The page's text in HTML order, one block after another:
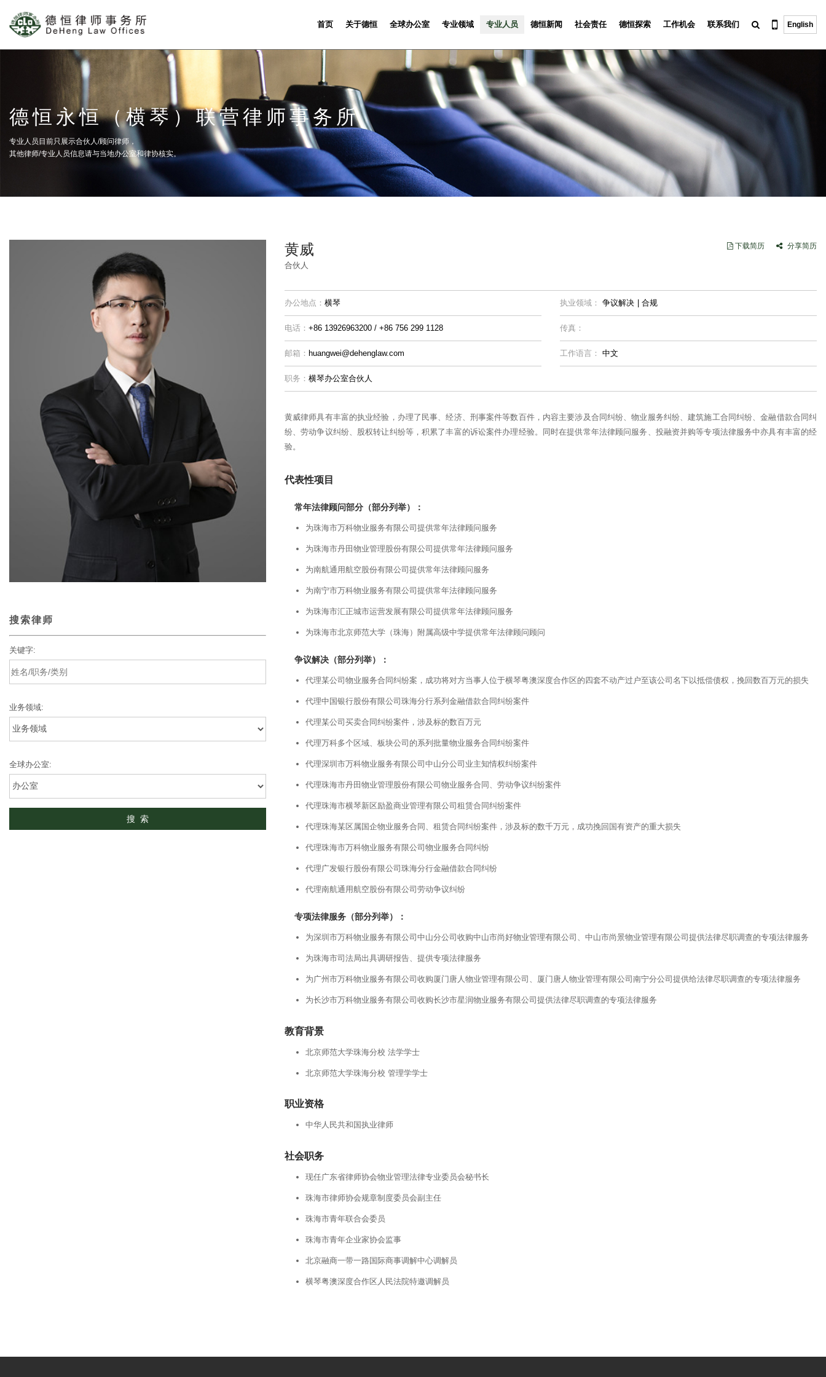
首页 关于德恒 全球办公室 专业领域 专业人员 德恒新闻 社会责任 德恒探索 工作机会 联系我们 English
德恒永恒（横琴）联营律师事务所
专业人员目前只展示合伙人/顾问律师，
其他律师/专业人员信息请与当地办公室和律协核实。
搜索律师
关键字:
业务领域:
全球办公室:
黄威
合伙人
下载简历 分享简历
办公地点： 横琴 执业领域： 争议解决 合规
电话： +86 13926963200 / +86 756 299 1128 传真：
邮箱： huangwei@dehenglaw.com 工作语言： 中文
职务： 横琴办公室合伙人
黄威律师具有丰富的执业经验，办理了民事、经济、刑事案件等数百件，内容主要涉及合同纠纷、物业服务纠纷、建筑施工合同纠纷、金融借款合同纠
纷、劳动争议纠纷、股权转让纠纷等，积累了丰富的诉讼案件办理经验。同时在提供常年法律顾问服务、投融资并购等专项法律服务中亦具有丰富的经
验。
代表性项目
常年法律顾问部分（部分列举）：
为珠海市万科物业服务有限公司提供常年法律顾问服务
为珠海市丹田物业管理股份有限公司提供常年法律顾问服务
为南航通用航空股份有限公司提供常年法律顾问服务
为南宁市万科物业服务有限公司提供常年法律顾问服务
为珠海市汇正城市运营发展有限公司提供常年法律顾问服务
为珠海市北京师范大学（珠海）附属高级中学提供常年法律顾问顾问
争议解决（部分列举）：
代理某公司物业服务合同纠纷案，成功将对方当事人位于横琴粤澳深度合作区的四套不动产过户至该公司名下以抵偿债权，挽回数百万元的损失
代理中国银行股份有限公司珠海分行系列金融借款合同纠纷案件
代理某公司买卖合同纠纷案件，涉及标的数百万元
代理万科多个区域、板块公司的系列批量物业服务合同纠纷案件
代理深圳市万科物业服务有限公司中山分公司业主知情权纠纷案件
代理珠海市丹田物业管理股份有限公司物业服务合同、劳动争议纠纷案件
代理珠海市横琴新区励盈商业管理有限公司租赁合同纠纷案件
代理珠海某区属国企物业服务合同、租赁合同纠纷案件，涉及标的数千万元，成功挽回国有资产的重大损失
代理珠海市万科物业服务有限公司物业服务合同纠纷
代理广发银行股份有限公司珠海分行金融借款合同纠纷
代理南航通用航空股份有限公司劳动争议纠纷
专项法律服务（部分列举）：
为深圳市万科物业服务有限公司中山分公司收购中山市尚好物业管理有限公司、中山市尚景物业管理有限公司提供法律尽职调查的专项法律服务
为珠海市司法局出具调研报告、提供专项法律服务
为广州市万科物业服务有限公司收购厦门唐人物业管理有限公司、厦门唐人物业管理有限公司南宁分公司提供给法律尽职调查的专项法律服务
为长沙市万科物业服务有限公司收购长沙市星润物业服务有限公司提供法律尽职调查的专项法律服务
教育背景
北京师范大学珠海分校 法学学士
北京师范大学珠海分校 管理学学士
职业资格
中华人民共和国执业律师
社会职务
现任广东省律师协会物业管理法律专业委员会秘书长
珠海市律师协会规章制度委员会副主任
珠海市青年联合会委员
珠海市青年企业家协会监事
北京融商一带一路国际商事调解中心调解员
横琴粤澳深度合作区人民法院特邀调解员